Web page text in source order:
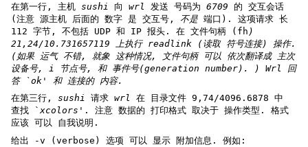
在第一行, 主机 sushi 向 wrl 发送 号码为 6709 的 交互会话
(注意 源主机 后面的 数字 是 交互号, 不是 端口). 这项请求 长
112 字节, 不包括 UDP 和 IP 报头. 在 文件句柄 (fh )
21,24/10.731657119 上执行 readlink (读取 符号连接) 操作.
(如果 运气 不错, 就象 这种情况, 文件句柄 可以 依次翻译成 主次
设备号,
i 节点号, 和 事件号(generation number). ) Wrl
回
答 `ok' 和 连接的 内容.
在第三行, sushi 请求 wrl 在 目录文件 9,74/4096.6878 中
查找 `xcolors '. 注意 数据的 打印格式 取决于 操作类型. 格式
应该 可以 自我说明.
给出 -v (verbose) 选项 可以 显示 附加信息. 例如: